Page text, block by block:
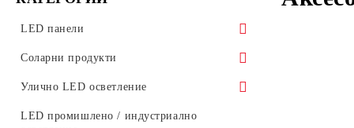
LED панели
LED панели за растерен таван
Ултратънки LED панели
Стъклени LED панели
Соларни продукти
Соларни градински лампи
Улично LED осветление
Аксесоари за улично осветление
LED промишлено / индустриално